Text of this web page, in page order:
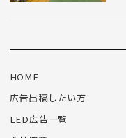
HOME
広告出稿したい方
LED広告一覧